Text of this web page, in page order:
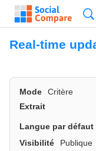
Real-time
Mode Critère
Extrait
Langue par défaut
Visibilité
Publique